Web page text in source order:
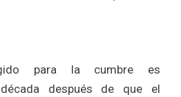
para la cumbre es
después de que el